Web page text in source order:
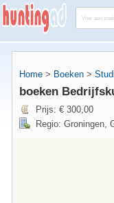
Home > Boeken >
boeken
Prijs: € 300,00
Regio: Groningen,